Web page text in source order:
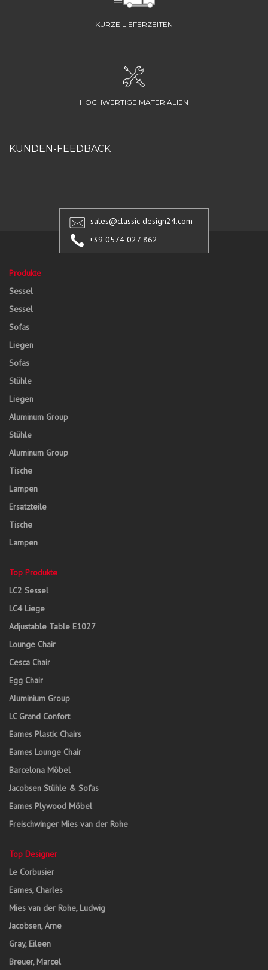
KURZE LIEFERZEITEN
HOCHWERTIGE MATERIALIEN
KUNDEN-FEEDBACK
sales@classic-design24.com
+39 0574 027 862
Produkte
Sessel
Sessel
Sofas
Liegen
Sofas
Stühle
Liegen
Aluminum Group
Stühle
Aluminum Group
Tische
Lampen
Ersatzteile
Tische
Lampen
Top Produkte
LC2 Sessel
LC4 Liege
Adjustable Table E1027
Lounge Chair
Cesca Chair
Egg Chair
Aluminium Group
LC Grand Confort
Eames Plastic Chairs
Eames Lounge Chair
Barcelona Möbel
Jacobsen Stühle & Sofas
Eames Plywood Möbel
Freischwinger Mies van der Rohe
Top Designer
Le Corbusier
Eames, Charles
Mies van der Rohe, Ludwig
Jacobsen, Arne
Gray, Eileen
Breuer, Marcel